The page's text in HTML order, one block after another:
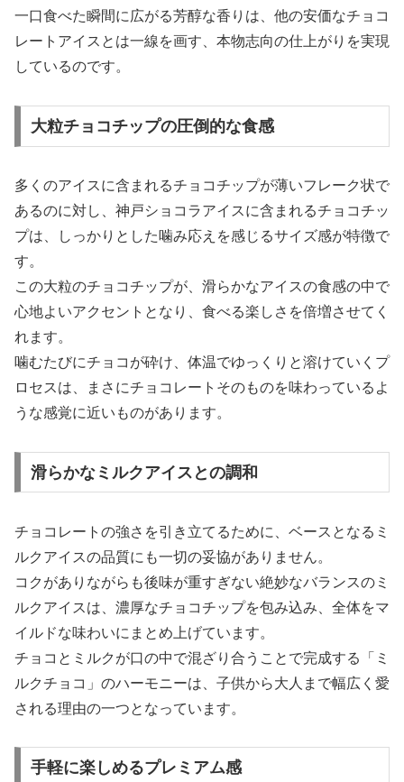
一口食べた瞬間に広がる芳醇な香りは、他の安価なチョコ
レートアイスとは一線を画す、本物志向の仕上がりを実現
しているのです。
大粒チョコチップの圧倒的な食感
多くのアイスに含まれるチョコチップが薄いフレーク状で
あるのに対し、神戸ショコラアイスに含まれるチョコチッ
プは、しっかりとした噛み応えを感じるサイズ感が特徴で
す。
この大粒のチョコチップが、滑らかなアイスの食感の中で
心地よいアクセントとなり、食べる楽しさを倍増させてく
れます。
噛むたびにチョコが砕け、体温でゆっくりと溶けていくプ
ロセスは、まさにチョコレートそのものを味わっているよ
うな感覚に近いものがあります。
滑らかなミルクアイスとの調和
チョコレートの強さを引き立てるために、ベースとなるミ
ルクアイスの品質にも一切の妥協がありません。
コクがありながらも後味が重すぎない絶妙なバランスのミ
ルクアイスは、濃厚なチョコチップを包み込み、全体をマ
イルドな味わいにまとめ上げています。
チョコとミルクが口の中で混ざり合うことで完成する「ミ
ルクチョコ」のハーモニーは、子供から大人まで幅広く愛
される理由の一つとなっています。
手軽に楽しめるプレミアム感